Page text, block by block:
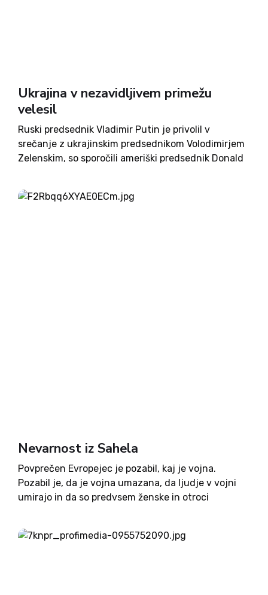
Ukrajina v nezavidljivem primežu
velesil
Ruski predsednik Vladimir Putin je privolil v
srečanje z ukrajinskim predsednikom Volodimirjem
Zelenskim, so sporočili ameriški predsednik Donald
pozdravil in jo po poročanju Guardiana označil za
velik korak naprej v smeri mirovnega sporazuma....
Nevarnost iz Sahela
Povprečen Evropejec je pozabil, kaj je vojna.
Pozabil je, da je vojna umazana, da ljudje v vojni
umirajo in da so predvsem ženske in otroci
vojne je torej smisel vsake racionalne državne
entitete, vendar je...